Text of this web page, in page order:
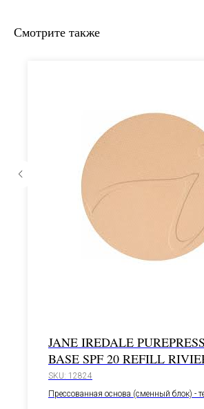
Смотрите также
JANE IREDALE
BASE SPF 20 REFILL
SKU: 12824
Прессованная основа (сменный блок) -